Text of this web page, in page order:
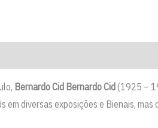
Bernardo Cid Bernardo Cid(1925 –
em diversas exposições e Bienais,